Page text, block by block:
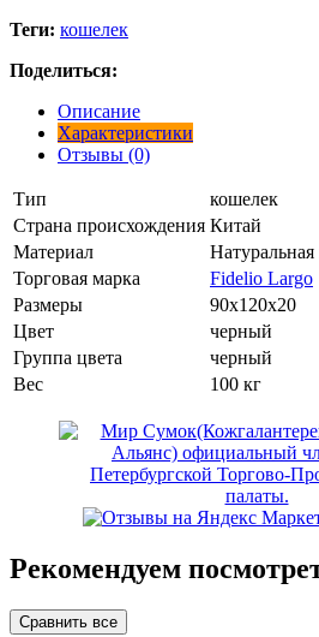
Теги: кошелек
Поделиться:
Описание
Характеристики
Отзывы (0)
Тип
кошелек
Страна происхождения Китай
Материал
Натуральная
Торговая марка
Fidelio Largo
Размеры
90x120x20
Цвет
черный
Группа цвета
черный
Вес
100 кг
Рекомендуем